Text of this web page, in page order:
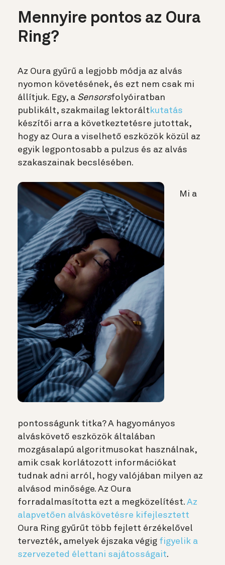
Mennyire pontos az Oura
Ring?
Az Oura gyűrű a legjobb módja az alvás
nyomon követésének, és ezt nem csak mi
állítjuk. Egy, a Sensorsfolyóiratban
publikált, szakmailag lektorált kutatás
készítői arra a következtetésre jutottak,
hogy az Oura a viselhető eszközök közül az
egyik legpontosabb a pulzus és az alvás
szakaszainak becslésében.
Mi a
pontosságunk titka? A hagyományos
alváskövető eszközök általában
mozgásalapú algoritmusokat használnak,
amik csak korlátozott információkat
tudnak adni arról, hogy valójában milyen az
alvásod minősége. Az Oura
forradalmasította ezt a megközelítést. Az
alapvetően alváskövetésre kifejlesztett
Oura Ring gyűrűt több fejlett érzékelővel
tervezték, amelyek éjszaka végig figyelik a
szervezeted élettani sajátosságait.